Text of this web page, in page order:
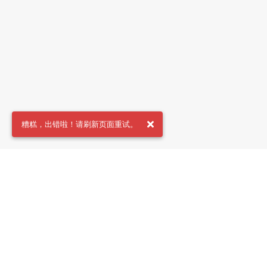
糟糕，出错啦！请刷新页面重试。